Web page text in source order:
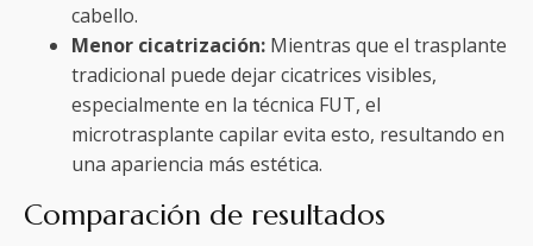
cabello.
Menor cicatrización: Mientras que el trasplante
tradicional puede dejar cicatrices visibles,
especialmente en la técnica FUT, el
microtrasplante capilar evita esto, resultando en
una apariencia más estética.
Comparación de resultados